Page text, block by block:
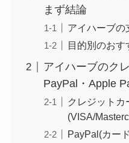
まず結論
アイハーブの
目的別のお
アイハーブのク
PayPal・Apple
クレジットカ
(VISA/
PayPal(カー